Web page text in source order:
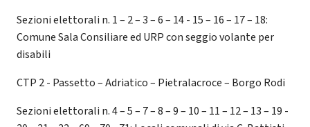
Sezioni elettorali n. 1 – 2 – 3 – 6 – 14 - 15 – 16 – 17 – 18:
Comune Sala Consiliare ed URP con seggio volante per
disabili
CTP 2 - Passetto – Adriatico – Pietralacroce – Borgo Rodi
Sezioni elettorali n. 4 – 5 – 7 – 8 – 9 – 10 – 11 – 12 – 13 – 19 -